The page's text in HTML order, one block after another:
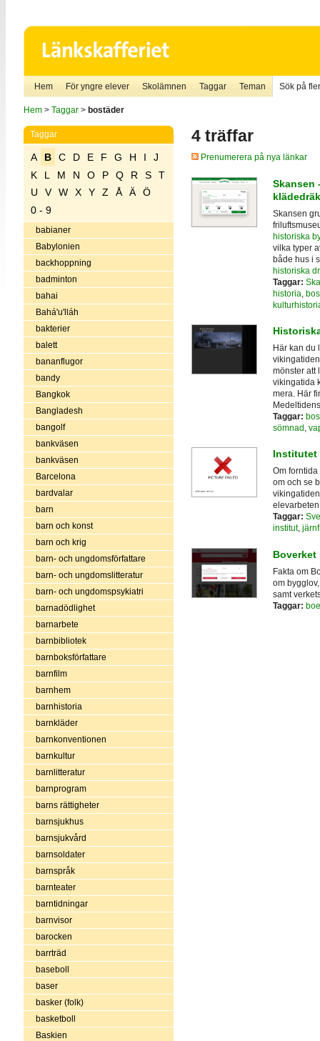
Hem För yngre elever Skolämnen Taggar Teman Sök på
Hem> Taggar> bostäder
Taggar
A B C D E F G H I
J
K
L M N O P Q R S
T
U
V W X Y Z Å Ä
Ö
0 - 9
babianer
Babylonien
backhoppning
badminton
bahai
Bahá'u'lláh
bakterier
balett
bananflugor
bandy
Bangkok
Bangladesh
bangolf
bankväsen
bankväsen
Barcelona
bardvalar
barn
barn och konst
barn och krig
barn- och ungdomsförfattare
barn- och ungdomslitteratur
barn- och ungdomspsykiatri
barnadödlighet
barnarbete
barnbibliotek
barnboksförfattare
barnfilm
barnhem
barnhistoria
barnkläder
barnkonventionen
barnkultur
barnlitteratur
barnprogram
barns rättigheter
barnsjukhus
barnsjukvård
barnsoldater
barnspråk
barnteater
barntidningar
barnvisor
barocken
barrträd
baseboll
baser
basker (folk)
basketboll
Baskien
4 träffar
Prenumerera på nya länkar
Skansen
Skansen
historiska
vilka typer
både hus i
historiska
Taggar:
historia
Här kan du
mönster att
vikingatida
mera. Här
Taggar:
sömnad ,
Institutet
Om
om och se
Taggar:
institut,
Boverket
Fakta om
om
samt
Taggar: